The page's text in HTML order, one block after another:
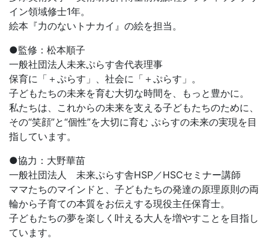
イン領域修士1年。
絵本『力のないトナカイ』の絵を担当。
●監修：松本順子
一般社団法人未来ぷらす舎代表理事
保育に「＋ぷらす」、社会に「＋ぷらす」。
子どもたちの未来を育む大切な時間を、もっと豊かに。
私たちは、これからの未来を支える子どもたちのために、
その“笑顔”と“個性”を大切に育む ぷらすの未来の実現を目
指しています。
●協力：大野華苗
一般社団法人 未来ぷらす舎HSP／HSCセミナー講師
ママたちのマインドと、子どもたちの発達の原理原則の両
輪から子育ての本質をお伝えする現役主任保育士。
子どもたちの夢を楽しく叶える大人を増やすことを目指し
ています。